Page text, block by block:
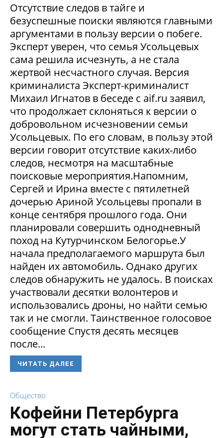
Отсутствие следов в тайге и
безуспешные поиски являются главными
аргументами в пользу версии о побеге.
Эксперт уверен, что семья Усольцевых
сама решила исчезнуть, а не стала
жертвой несчастного случая. Версия
криминалиста Эксперт-криминалист
Михаил Игнатов в беседе с aif.ru заявил,
что продолжает склоняться к версии о
добровольном исчезновении семьи
Усольцевых. По его словам, в пользу этой
версии говорит отсутствие каких-либо
следов, несмотря на масштабные
поисковые мероприятия.Напомним,
Сергей и Ирина вместе с пятилетней
дочерью Ариной Усольцевы пропали в
конце сентября прошлого года. Они
планировали совершить однодневный
поход на Кутурчинском Белогорье.У
начала предполагаемого маршрута был
найден их автомобиль. Однако других
следов обнаружить не удалось. В поисках
участвовали десятки волонтеров и
использовались дроны, но найти семью
так и не смогли. Таинственное голосовое
сообщение Спустя десять месяцев
после...
ЧИТАТЬ ДАЛЕЕ
Общество
Кофейни Петербурга
могут стать чайными,